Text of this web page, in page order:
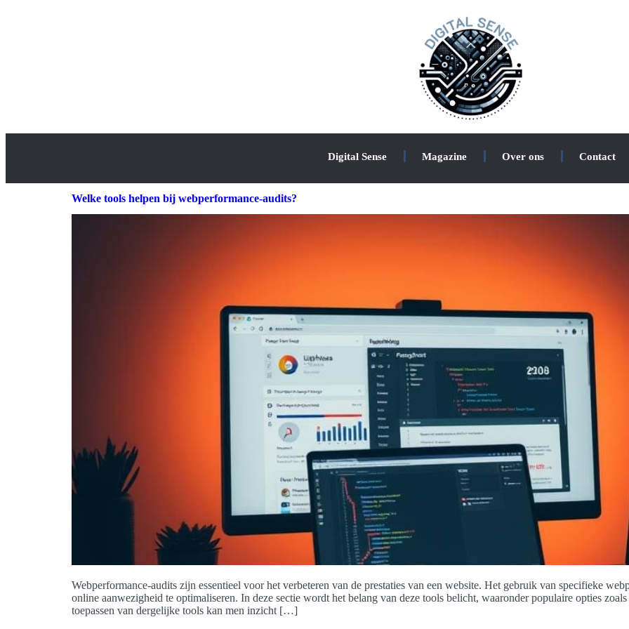
Digital Sense Magazine Over ons Contact
Welke tools helpen bij webperformance-audits?
Webperformance-audits zijn essentieel voor het verbeteren van de prestaties van een website. Het gebruik van specifieke
online aanwezigheid te optimaliseren. In deze sectie wordt het belang van deze tools belicht, waaronder populaire opties
toepassen van dergelijke tools kan men inzicht […]